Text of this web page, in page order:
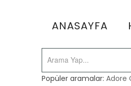
ANASAYFA
Popüler aramalar:Adore